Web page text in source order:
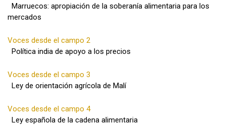
Marruecos: apropiación de la soberanía alimentaria para los
mercados
Voces desde el campo 2
Política india de apoyo a los precios
Voces desde el campo 3
Ley de orientación agrícola de Malí
Voces desde el campo 4
Ley española de la cadena alimentaria